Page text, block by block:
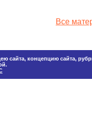
Все
сайта, концепцию сайта,